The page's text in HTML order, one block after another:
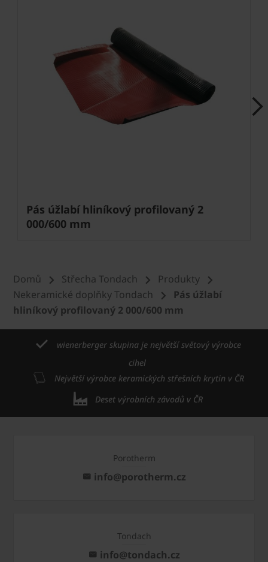
Pás úžlabí hliníkový profilovaný 2
000/600 mm
Domů Střecha Tondach
Produkty
Nekeramické doplňky Tondach
Pás úžlabí
hliníkový profilovaný 2 000/600 mm
wienerberger skupina je největší světový výrobce
cihel
Největší výrobce keramických střešních krytin v ČR
Deset výrobních závodů v ČR
Porotherm
info@porotherm.cz
Tondach
info@tondach.cz